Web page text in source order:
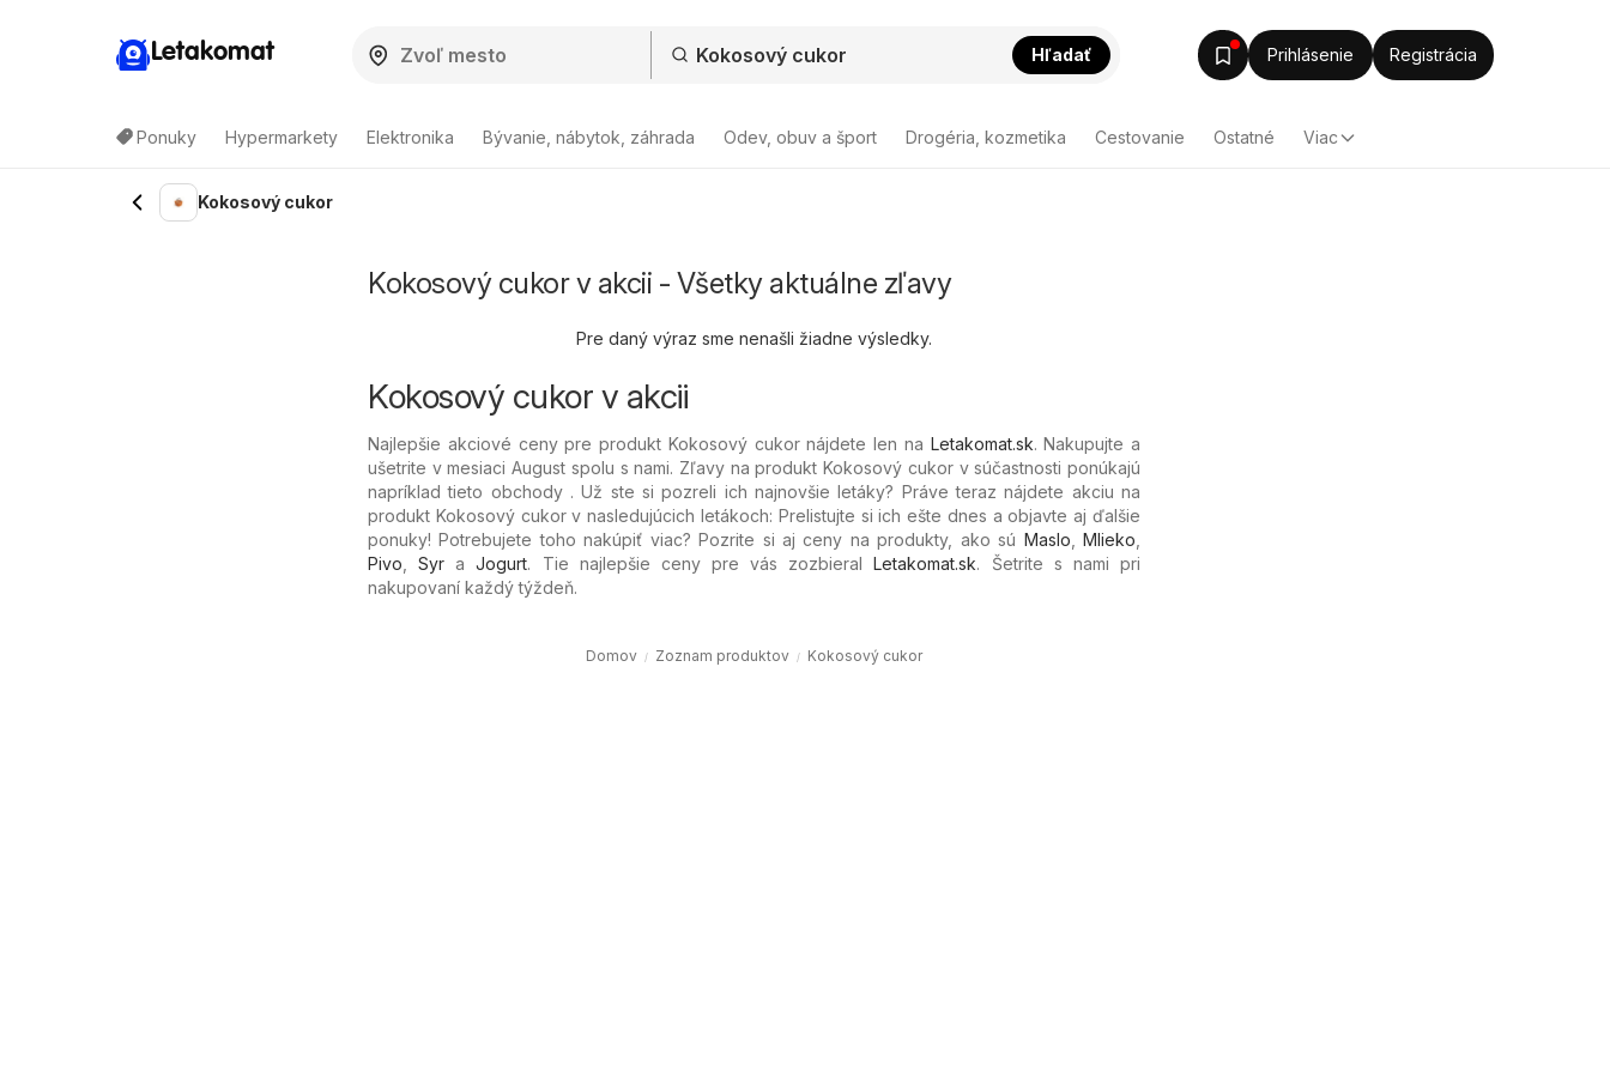
Letakomat Hľadať Prihlásenie Registrácia
Ponuky Hypermarkety Elektronika Bývanie, nábytok, záhrada Odev, obuv a šport Drogéria, kozmetika Cestovanie Ostatné Viac
Kokosový cukor
Kokosový cukor v akcii - Všetky aktuálne zľavy
Pre daný výraz sme nenašli žiadne výsledky.
Kokosový cukor v akcii
Najlepšie akciové ceny pre produkt Kokosový cukor nájdete len na Letakomat.sk. Nakupujte a
ušetrite v mesiaci August spolu s nami. Zľavy na produkt Kokosový cukor v súčastnosti ponúkajú
napríklad tieto obchody . Už ste si pozreli ich najnovšie letáky? Práve teraz nájdete akciu na
produkt Kokosový cukor v nasledujúcich letákoch: Prelistujte si ich ešte dnes a objavte aj ďalšie
ponuky! Potrebujete toho nakúpiť viac? Pozrite si aj ceny na produkty, ako sú Maslo ,Mlieko
Pivo ,Syr aJogurt. Tie najlepšie ceny pre vás zozbieralLetakomat.sk. Šetrite s nami pri
nakupovaní každý týždeň.
Domov Zoznam produktov Kokosový cukor